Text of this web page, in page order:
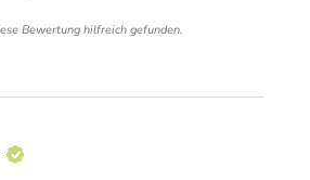
Bewertung hilfreich gefunden.